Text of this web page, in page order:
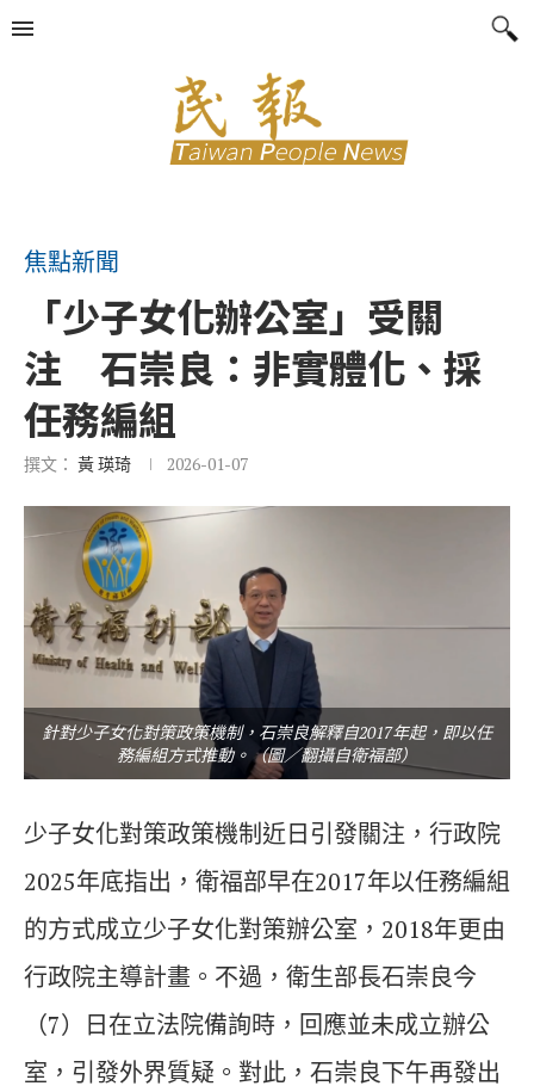
焦點新聞
「少子女化辦公室」受關
注 石崇良：非實體化、採
任務編組
撰文： 黃 瑛琦 2026-01-07
針對少子女化對策政策機制，石崇良解釋自2017年起，即以任
務編組方式推動。（圖／翻攝自衛福部）
少子女化對策政策機制近日引發關注，行政院
2025年底指出，衛福部早在2017年以任務編組
的方式成立少子女化對策辦公室，2018年更由
行政院主導計畫。不過，衛生部長石崇良今
（7）日在立法院備詢時，回應並未成立辦公
室，引發外界質疑。對此，石崇良下午再發出